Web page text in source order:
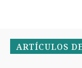
ARTÍCULOS